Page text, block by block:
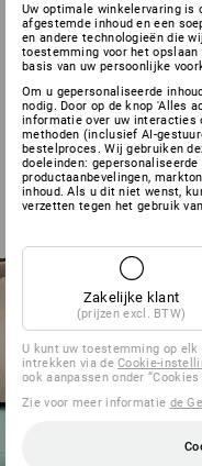
Uw optimale winkelervaring is
afgestemde inhoud en een
en andere technologieën die
toestemming voor het opslaan
basis van uw persoonlijke
Om u gepersonaliseerde
nodig. Door op de knop 'Alles
informatie over uw interacties
methoden (inclusief AI-
bestelproces. Wij gebruiken
doeleinden:
productaanbevelingen,
inhoud. Als u dit niet wenst,
verzetten tegen het gebruik
Zakelijke klant
(prijzen excl. BTW)
U kunt uw toestemming op
intrekken via deCookie-
ook aanpassen onder “Cookies
Zie voor meer informatie de